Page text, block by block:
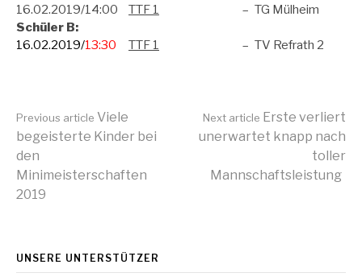
16.02.2019/14:00
TTF 1 – TG Mülheim
Schüler B:
16.02.2019/13:30 TTF 1 – TV Refrath 2
Continue
Reading
Previous article Viele
begeisterte Kinder bei
den
Minimeisterschaften
2019
Next article Erste verliert
unerwartet knapp nach
toller
Mannschaftsleistung
UNSERE UNTERSTÜTZER